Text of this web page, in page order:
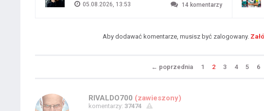
05.08.2026, 13:53 14 komentarzy
Aby dodawać komentarze, musisz być zalogowany.
← poprzednia 1 2 3 4 5 6
RIVALDO700 (zawieszony)
komentarzy: 37474